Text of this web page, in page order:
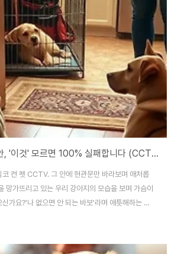
하기 위한 가이드북입니다. 누구를, 어디를, 어떻게
지는 숨은 의미를 파헤치고, 위험 신호를 감지했을
지에 대한 명확한 솔루션을 제시합니다. PART 1. 보
😭 강아지 분리불안, '이것' 모르면 100% 실패합니다 (CCTV 속 우리 아이가 우는 진짜 이유와 해결책)
코 켠 펫 CCTV. 그 안에 현관문만 바라보며 애처롭
망가뜨리고 있는 우리 강아지의 모습을 보며 가슴이
가요?'나 없으면 안 되는 바보'라며 애틋해하는 것
웃의 민원은 곧 현실적인 스트레스가 됩니다. 강아지
각한 '불안 장애'입니다.이 글은 값비싼 훈련소나 약